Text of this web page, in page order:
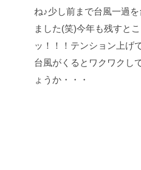
ね♪少し前まで台風一過
ました(笑)今年も残すと
ッ！！！テンション上げ
台風がくるとワクワクし
ょうか・・・